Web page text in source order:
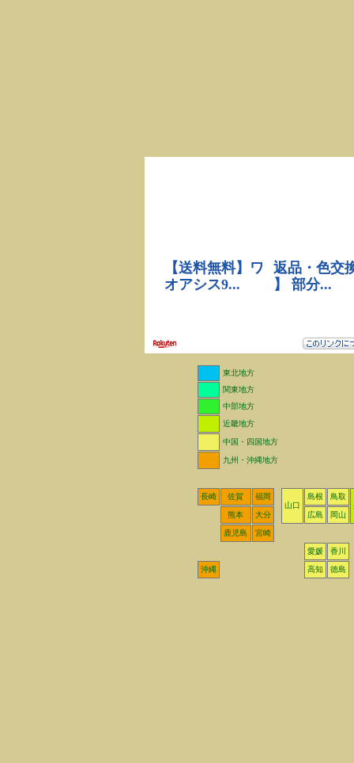
東北地方
関東地方
中部地方
近畿地方
中国・四国地方
九州・沖縄地方
長崎 佐賀
福岡
山口
島根
鳥取
熊本
大分 広島 岡山
鹿児島 宮崎
愛媛 香川
沖縄 高知 徳島